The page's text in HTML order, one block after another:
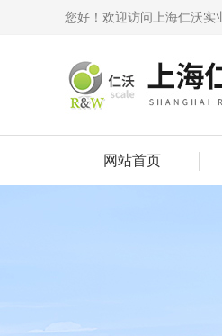
您好！欢迎访问上海仁沃实
网站首页